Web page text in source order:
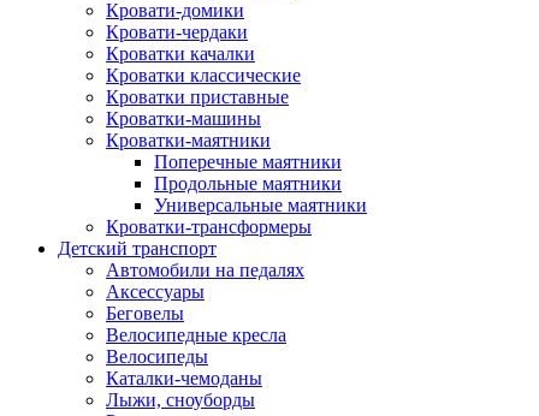
Кровати-домики
Кровати-чердаки
Кроватки качалки
Кроватки классические
Кроватки приставные
Кроватки-машины
Кроватки-маятники
Поперечные маятники
Продольные маятники
Универсальные маятники
Кроватки-трансформеры
Детский транспорт
Автомобили на педалях
Аксессуары
Беговелы
Велосипедные кресла
Велосипеды
Каталки-чемоданы
Лыжи, сноуборды